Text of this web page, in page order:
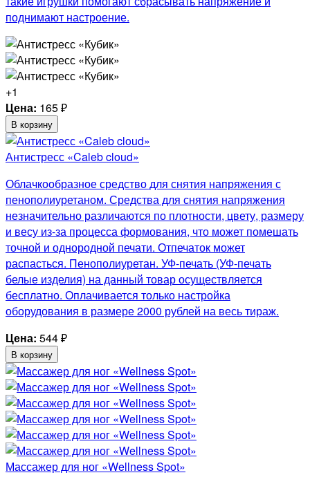
поднимают настроение.
+1
Цена: 165₽
В корзину
Антистресс «Caleb cloud»
Облачкообразное средство для снятия напряжения с
пенополиуретаном. Средства для снятия напряжения
незначительно различаются по плотности, цвету, размеру
и весу из-за процесса формования, что может помешать
точной и однородной печати. Отпечаток может
распасться. Пенополиуретан. УФ-печать (УФ-печать
белые изделия) на данный товар осуществляется
бесплатно. Оплачивается только настройка
оборудования в размере 2000 рублей на весь тираж.
Цена: 544₽
В корзину
Массажер для ног «Wellness Spot»